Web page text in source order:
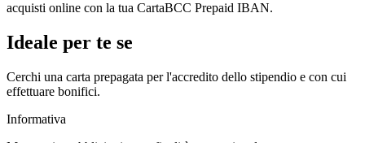
acquisti online con la tua CartaBCC Prepaid IBAN.
Ideale per te se
Cerchi una carta prepagata per l'accredito dello stipendio e con cui
effettuare bonifici.
Informativa